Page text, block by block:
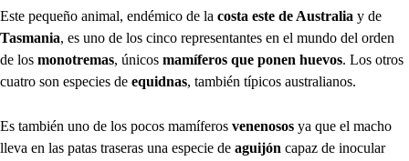
Este pequeño animal, endémico de la costa este de Australia y de
Tasmania, es uno de los cinco representantes en el mundo del orden
de los monotremas, únicos mamíferos que ponen huevos. Los otros
cuatro son especies de equidnas, también típicos australianos.
Es también uno de los pocos mamíferos venenosos ya que el macho
lleva en las patas traseras una especie de aguijón capaz de inocular